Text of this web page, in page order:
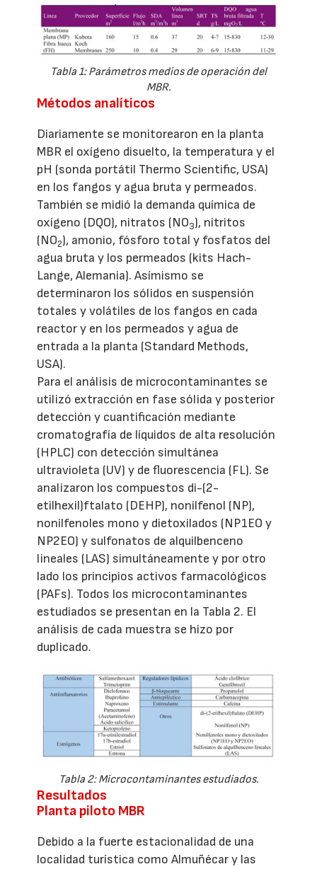
Tabla 1: Parámetros medios de operación del
MBR.
Métodos analíticos
Diariamente se monitorearon en la planta
MBR el oxígeno disuelto, la temperatura y el
pH (sonda portátil Thermo Scientific, USA)
en los fangos y agua bruta y permeados.
También se midió la demanda química de
oxígeno (DQO), nitratos (NO3), nitritos
(NO2), amonio, fósforo total y fosfatos del
agua bruta y los permeados (kits Hach-
Lange, Alemania). Asímismo se
determinaron los sólidos en suspensión
totales y volátiles de los fangos en cada
reactor y en los permeados y agua de
entrada a la planta (Standard Methods,
USA).
Para el análisis de microcontaminantes se
utilizó extracción en fase sólida y posterior
detección y cuantificación mediante
cromatografía de líquidos de alta resolución
(HPLC) con detección simultánea
ultravioleta (UV) y de fluorescencia (FL). Se
analizaron los compuestos di-(2-
etilhexil)ftalato (DEHP), nonilfenol (NP),
nonilfenoles mono y dietoxilados (NP1EO y
NP2EO) y sulfonatos de alquilbenceno
lineales (LAS) simultáneamente y por otro
lado los principios activos farmacológicos
(PAFs). Todos los microcontaminantes
estudiados se presentan en la Tabla 2. El
análisis de cada muestra se hizo por
duplicado.
Tabla 2: Microcontaminantes estudiados.
Resultados
Planta piloto MBR
Debido a la fuerte estacionalidad de una
localidad turística como Almuñécar y las